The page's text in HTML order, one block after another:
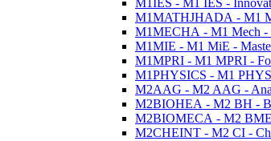
M1IES - M1 IES -
M1MATHJHADA - M1
M1MECHA - M1 Mech -
M1MIE - M1 MiE -
M1MPRI - M1 MPRI -
M1PHYSICS - M1
M2AAG - M2 AAG -
M2BIOHEA - M2 BH -
M2BIOMECA - M2
M2CHEINT - M2 CI -